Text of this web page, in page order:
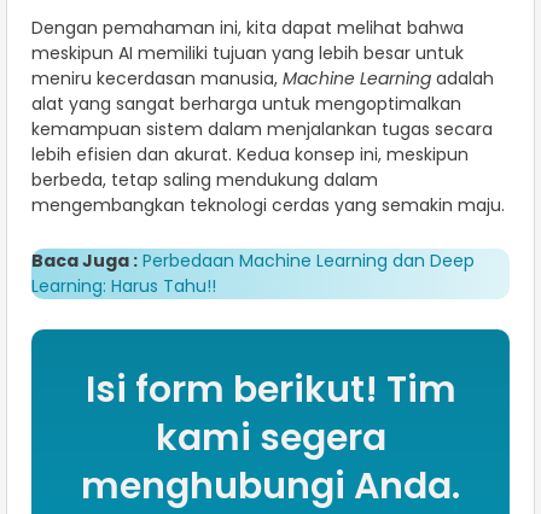
Dengan pemahaman ini, kita dapat melihat bahwa
meskipun AI memiliki tujuan yang lebih besar untuk
meniru kecerdasan manusia, Machine Learning adalah
alat yang sangat berharga untuk mengoptimalkan
kemampuan sistem dalam menjalankan tugas secara
lebih efisien dan akurat. Kedua konsep ini, meskipun
berbeda, tetap saling mendukung dalam
mengembangkan teknologi cerdas yang semakin maju.
Baca Juga : Perbedaan Machine Learning dan Deep
Learning: Harus Tahu!!
Isi form berikut! Tim
kami segera
menghubungi Anda.